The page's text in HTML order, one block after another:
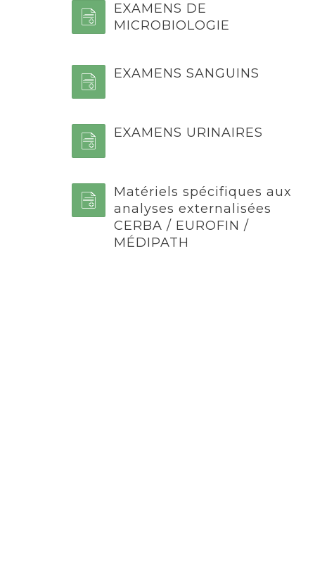
EXAMENS DE
MICROBIOLOGIE
EXAMENS SANGUINS
EXAMENS URINAIRES
Matériels spécifiques aux
analyses externalisées
CERBA / EUROFIN /
MÉDIPATH